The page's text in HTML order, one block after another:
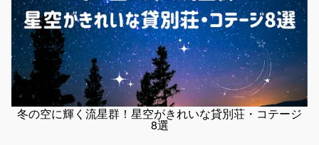
料金：1泊（4名） 50,000円～
定員：10名
今や世界的に注目される糸島。その糸島市・芥屋に築90年の古民家を
全面リフォームして誕生した、いつものリゾートkeyanz。海までは徒歩
3分、人気スポットのトトロの森までは徒歩10分というロケーシ...
冬の空に輝く流星群！星空がきれいな貸別荘・コテージ
8選